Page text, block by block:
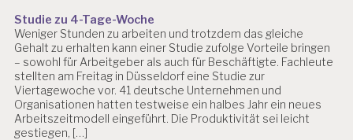
Studie zu 4-Tage-Woche
Weniger Stunden zu arbeiten und trotzdem das gleiche
Gehalt zu erhalten kann einer Studie zufolge Vorteile bringen
– sowohl für Arbeitgeber als auch für Beschäftigte. Fachleute
stellten am Freitag in Düsseldorf eine Studie zur
Viertagewoche vor. 41 deutsche Unternehmen und
Organisationen hatten testweise ein halbes Jahr ein neues
Arbeitszeitmodell eingeführt. Die Produktivität sei leicht
gestiegen, […]